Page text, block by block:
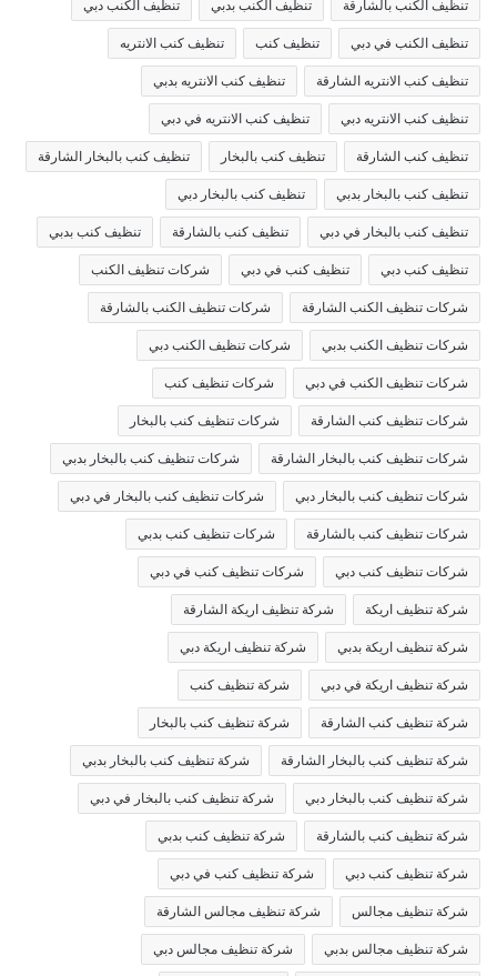
تنظيف الكنب بالشارقة تنظيف الكنب بدبي تنظيف الكنب دبي
تنظيف الكنب في دبي تنظيف كنب تنظيف كنب الانتريه
تنظيف كنب الانتريه الشارقة تنظيف كنب الانتريه بدبي
تنظيف كنب الانتريه دبي تنظيف كنب الانتريه في دبي
تنظيف كنب الشارقة تنظيف كنب بالبخار تنظيف كنب بالبخار الشارقة
تنظيف كنب بالبخار بدبي تنظيف كنب بالبخار دبي
تنظيف كنب بالبخار في دبي تنظيف كنب بالشارقة تنظيف كنب بدبي
تنظيف كنب دبي تنظيف كنب في دبي شركات تنظيف الكنب
شركات تنظيف الكنب الشارقة شركات تنظيف الكنب بالشارقة
شركات تنظيف الكنب بدبي شركات تنظيف الكنب دبي
شركات تنظيف الكنب في دبي شركات تنظيف كنب
شركات تنظيف كنب الشارقة شركات تنظيف كنب بالبخار
شركات تنظيف كنب بالبخار الشارقة شركات تنظيف كنب بالبخار بدبي
شركات تنظيف كنب بالبخار دبي شركات تنظيف كنب بالبخار في دبي
شركات تنظيف كنب بالشارقة شركات تنظيف كنب بدبي
شركات تنظيف كنب دبي شركات تنظيف كنب في دبي
شركة تنظيف اريكة شركة تنظيف اريكة الشارقة
شركة تنظيف اريكة بدبي شركة تنظيف اريكة دبي
شركة تنظيف اريكة في دبي شركة تنظيف كنب
شركة تنظيف كنب الشارقة شركة تنظيف كنب بالبخار
شركة تنظيف كنب بالبخار الشارقة شركة تنظيف كنب بالبخار بدبي
شركة تنظيف كنب بالبخار دبي شركة تنظيف كنب بالبخار في دبي
شركة تنظيف كنب بالشارقة شركة تنظيف كنب بدبي
شركة تنظيف كنب دبي شركة تنظيف كنب في دبي
شركة تنظيف مجالس شركة تنظيف مجالس الشارقة
شركة تنظيف مجالس بدبي شركة تنظيف مجالس دبي